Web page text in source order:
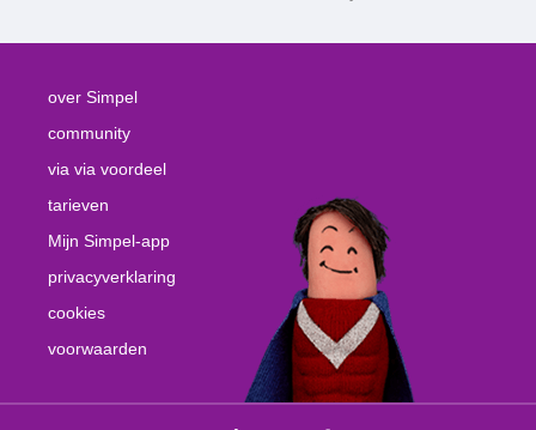
over Simpel
community
via via voordeel
tarieven
Mijn Simpel-app
privacyverklaring
cookies
voorwaarden